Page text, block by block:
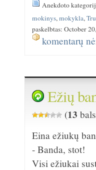
Anekdoto
mokinys,mokykla,
paskelbtas: October
komentarų
Ežių
(13
Eina ežiukų
- Banda, stot!
Visi ežiukai